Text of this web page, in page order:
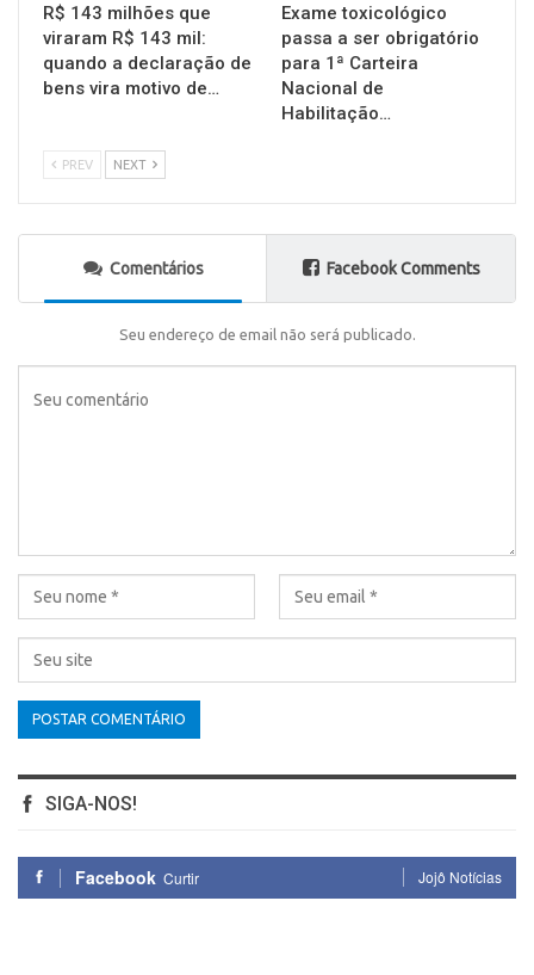
R$ 143 milhões que
viraram R$ 143 mil:
quando a declaração de
bens vira motivo de…
Exame toxicológico
passa a ser obrigatório
para 1ª Carteira
Nacional de
Habilitação…
PREV NEXT
Comentários Facebook Comments
Seu endereço de email não será publicado.
SIGA-NOS!
Facebook Curtir Jojô Notícias